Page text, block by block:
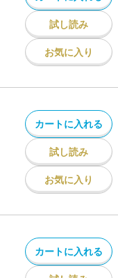
試し読み
お気に入り
カートに入れる
試し読み
お気に入り
カートに入れる